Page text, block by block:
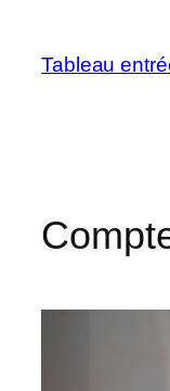
contenu
Tableau